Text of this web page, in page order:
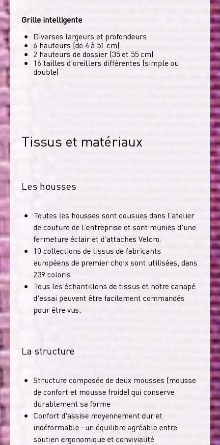
Grille intelligente
Diverses largeurs et profondeurs
6 hauteurs (de 4 à 51 cm)
2 hauteurs de dossier (35 et 55 cm)
16 tailles d'oreillers différentes (simple ou
double)
Tissus et matériaux
Les housses
Toutes les housses sont cousues dans l'atelier
de couture de l'entreprise et sont munies d'une
fermeture éclair et d'attaches Velcro.
10 collections de tissus de fabricants
européens de premier choix sont utilisées, dans
239 coloris.
Tous les échantillons de tissus et notre canapé
d'essai peuvent être facilement commandés
pour être vus.
La structure
Structure composée de deux mousses (mousse
de confort et mousse froide) qui conserve
durablement sa forme
Confort d'assise moyennement dur et
indéformable : un équilibre agréable entre
soutien ergonomique et convivialité